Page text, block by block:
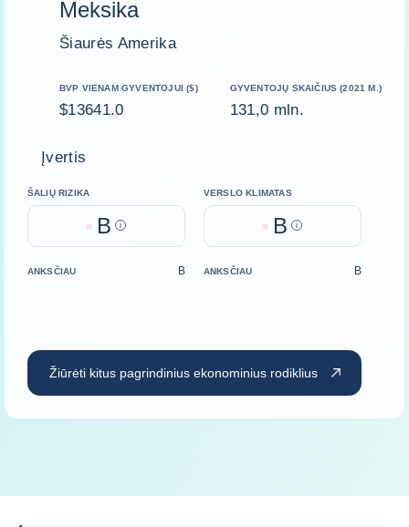
Meksika
Šiaurės Amerika
BVP VIENAM GYVENTOJUI ($)
$13641.0
GYVENTOJŲ SKAIČIUS (2021 M.)
131,0 mln.
Įvertis
ŠALIŲ RIZIKA
B Help
VERSLO KLIMATAS
B Help
ANKSČIAU B ANKSČIAU B
Žiūrėti kitus pagrindinius ekonominius rodiklius